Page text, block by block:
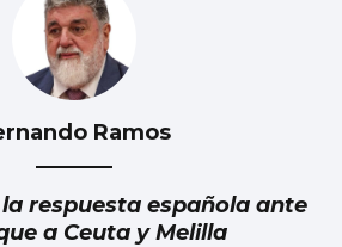
Ramos
respuesta española ante
a Ceuta y Melilla